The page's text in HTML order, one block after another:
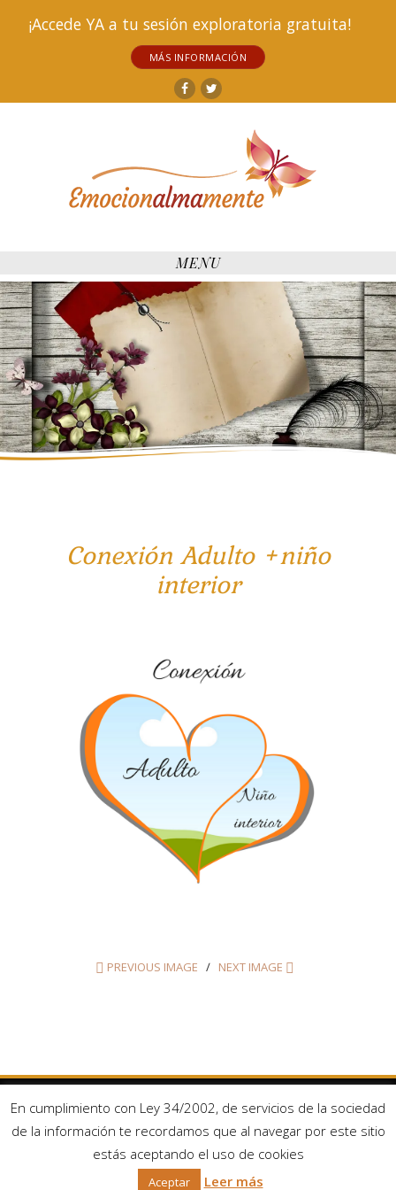
¡Accede YA a tu sesión exploratoria gratuita!
MÁS INFORMACIÓN
Facebook
Twitter
MENU
Conexión Adulto +niño
interior
PREVIOUS IMAGE NEXT IMAGE
FacebookTwitter
Aviso Legal y Condiciones de uso Contacto
Política de privacidad
Política de cookies
Condiciones generales de contratación
Copyright © 2026 Sophia Ahmed. Todos los derechos reservados.
En cumplimiento con Ley 34/2002, de servicios de la sociedad
de la información te recordamos que al navegar por este sitio
estás aceptando el uso de cookies
Aceptar Leer más